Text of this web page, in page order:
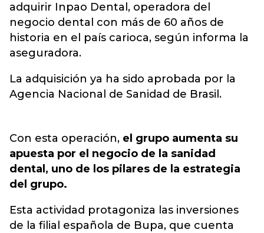
adquirir Inpao Dental, operadora del
negocio dental con más de 60 años de
historia en el país carioca, según informa la
aseguradora.
La adquisición ya ha sido aprobada por la
Agencia Nacional de Sanidad de Brasil.
Con esta operación, el grupo aumenta su
apuesta por el negocio de la sanidad
dental, uno de los pilares de la estrategia
del grupo.
Esta actividad protagoniza las inversiones
de la filial española de Bupa, que cuenta